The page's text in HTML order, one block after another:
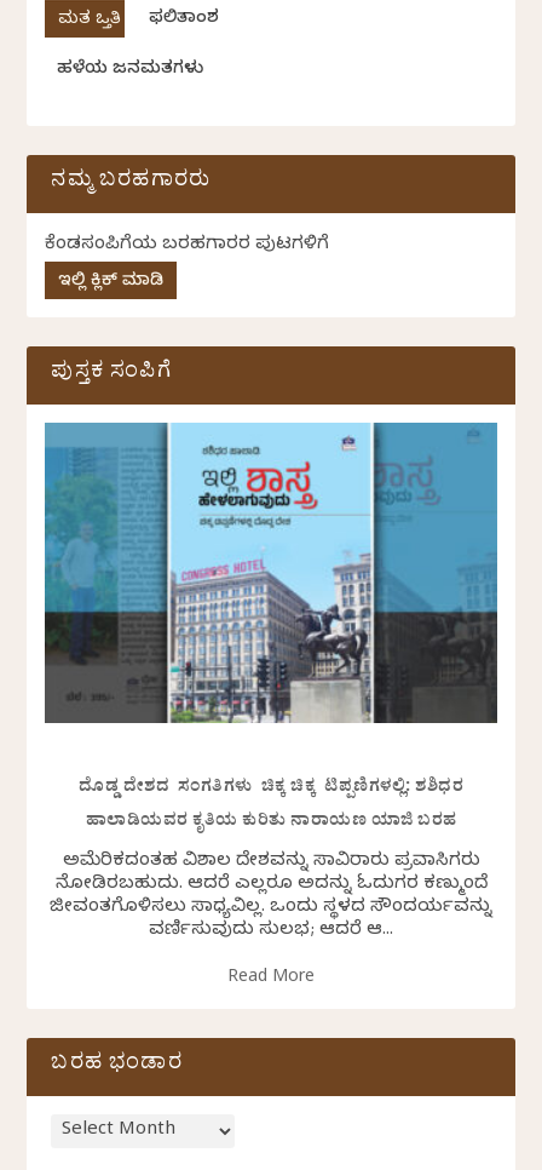
ಫಲಿತಾಂಶ
ಹಳೆಯ ಜನಮತಗಳು
ನಮ್ಮ ಬರಹಗಾರರು
ಕೆಂಡಸಂಪಿಗೆಯ ಬರಹಗಾರರ ಪುಟಗಳಿಗೆ
ಇಲ್ಲಿ ಕ್ಲಿಕ್ ಮಾಡಿ
ಪುಸ್ತಕ ಸಂಪಿಗೆ
ದೊಡ್ಡ ದೇಶದ ಸಂಗತಿಗಳು ಚಿಕ್ಕ ಚಿಕ್ಕ ಟಿಪ್ಪಣಿಗಳಲ್ಲಿ: ಶಶಿಧರ
ಹಾಲಾಡಿಯವರ ಕೃತಿಯ ಕುರಿತು ನಾರಾಯಣ ಯಾಜಿ ಬರಹ
ಅಮೆರಿಕದಂತಹ ವಿಶಾಲ ದೇಶವನ್ನು ಸಾವಿರಾರು ಪ್ರವಾಸಿಗರು
ನೋಡಿರಬಹುದು. ಆದರೆ ಎಲ್ಲರೂ ಅದನ್ನು ಓದುಗರ ಕಣ್ಮುಂದೆ
ಜೀವಂತಗೊಳಿಸಲು ಸಾಧ್ಯವಿಲ್ಲ. ಒಂದು ಸ್ಥಳದ ಸೌಂದರ್ಯವನ್ನು
ವರ್ಣಿಸುವುದು ಸುಲಭ; ಆದರೆ ಆ...
Read More
ಬರಹ ಭಂಡಾರ